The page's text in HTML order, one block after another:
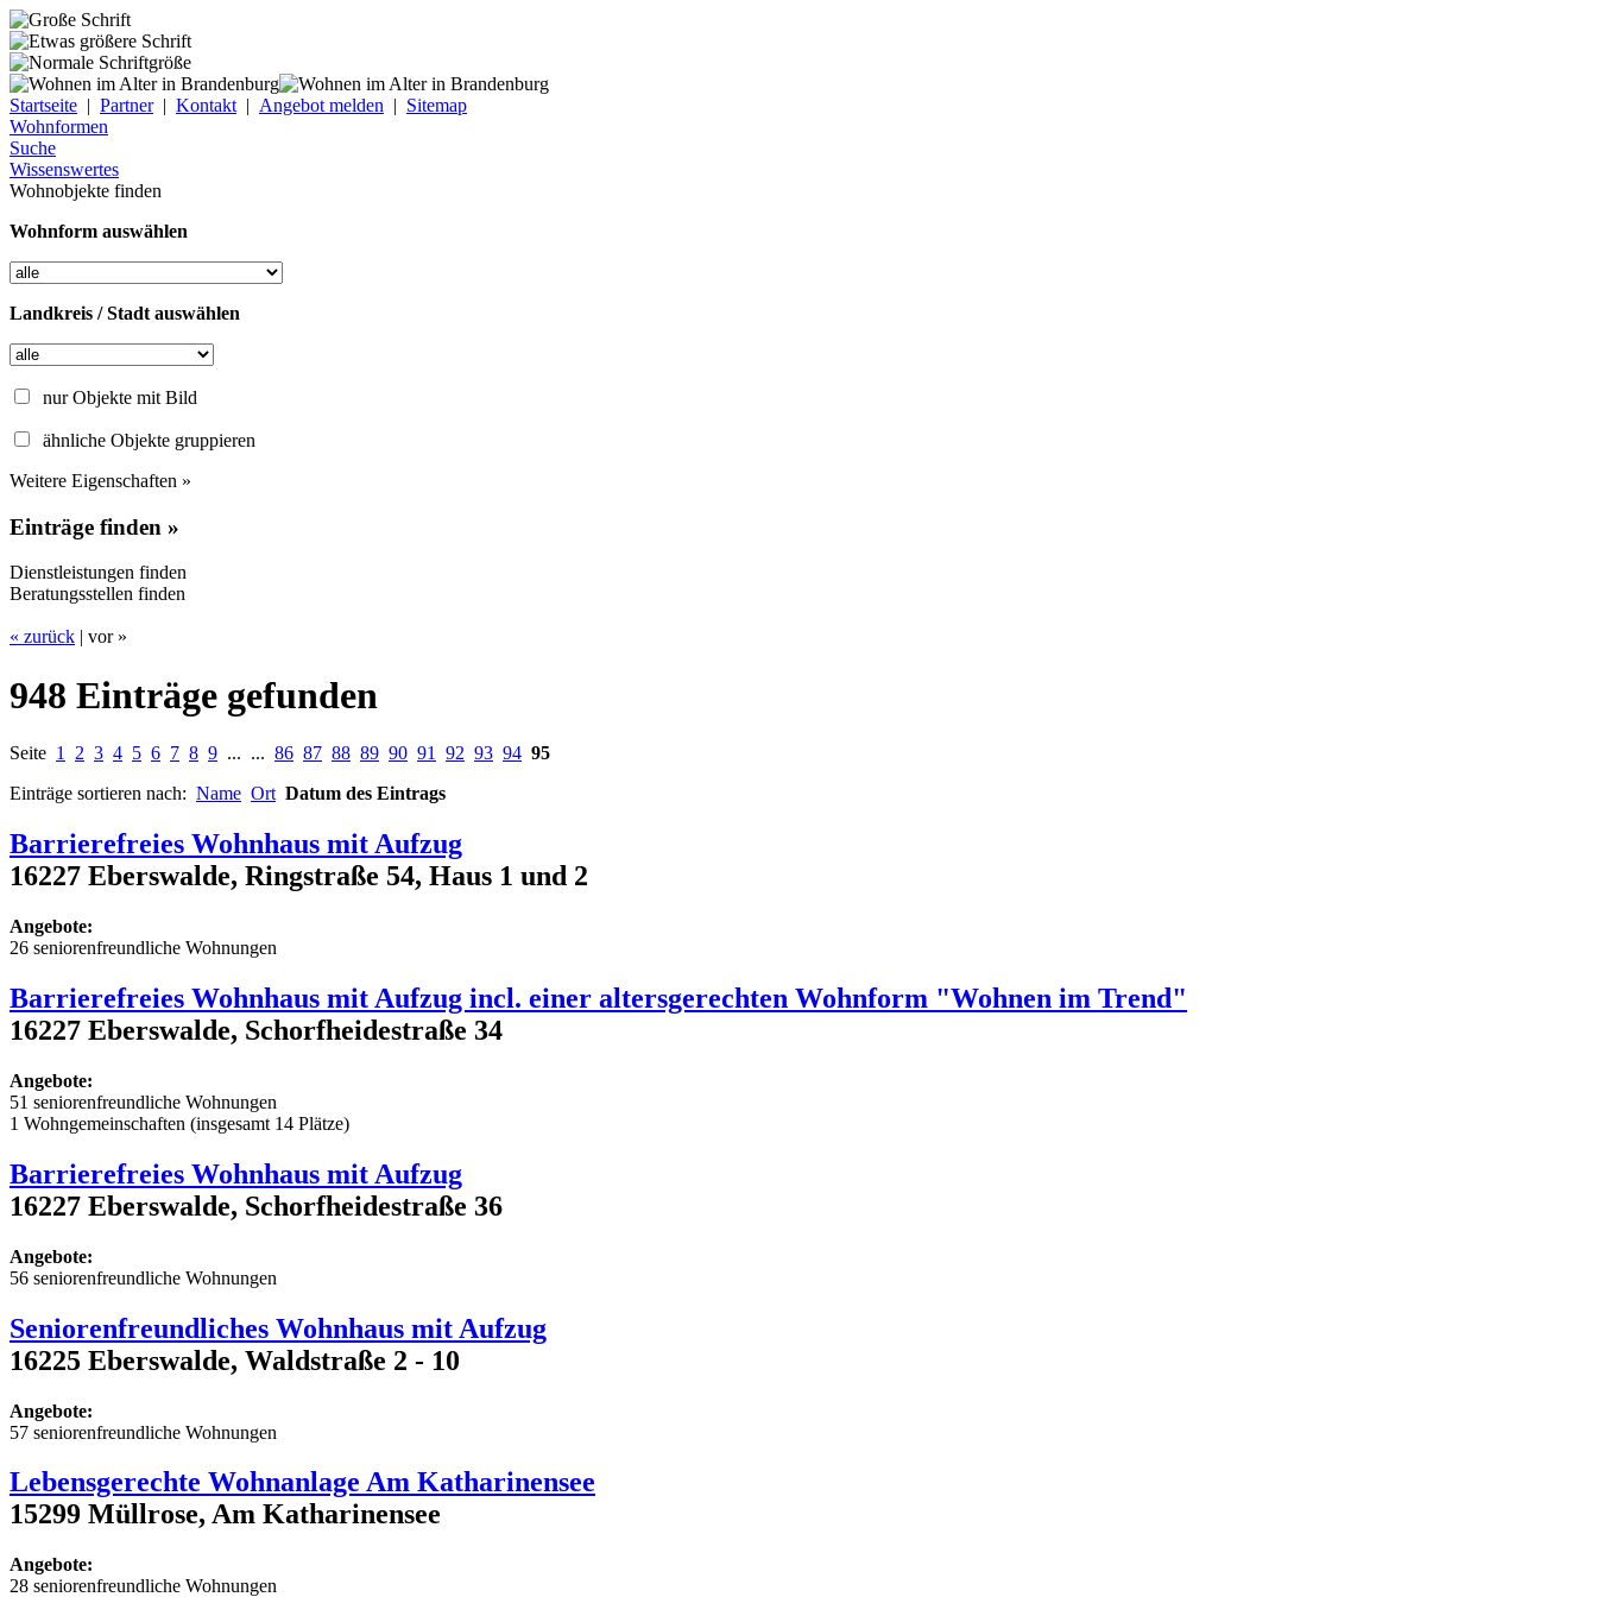
Startseite | Partner| Kontakt | Angebot melden | Sitemap
Wohnformen
Suche
Wissenswertes
Wohnobjekte finden
Wohnform auswählen
Landkreis / Stadt auswählen
nur Objekte mit Bild
ähnliche Objekte gruppieren
Weitere Eigenschaften »
Einträge finden »
Dienstleistungen finden
Beratungsstellen finden
« zurück | vor »
948 Einträge gefunden
Seite 1 2 3 4 5 6 7 8 9 ... ... 86 87 88 89 90 91 92 93 94 95
Einträge sortieren nach: Name Ort Datum des Eintrags
Barrierefreies Wohnhaus mit Aufzug
16227 Eberswalde, Ringstraße 54, Haus 1 und 2
Angebote:
26 seniorenfreundliche Wohnungen
Barrierefreies Wohnhaus mit Aufzug incl. einer altersgerechten Wohnform "Wohnen im Trend"
16227 Eberswalde, Schorfheidestraße 34
Angebote:
51 seniorenfreundliche Wohnungen
1 Wohngemeinschaften (insgesamt 14 Plätze)
Barrierefreies Wohnhaus mit Aufzug
16227 Eberswalde, Schorfheidestraße 36
Angebote:
56 seniorenfreundliche Wohnungen
Seniorenfreundliches Wohnhaus mit Aufzug
16225 Eberswalde, Waldstraße 2 - 10
Angebote:
57 seniorenfreundliche Wohnungen
Lebensgerechte Wohnanlage Am Katharinensee
15299 Müllrose, Am Katharinensee
Angebote:
28 seniorenfreundliche Wohnungen